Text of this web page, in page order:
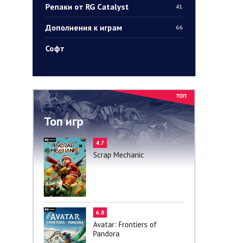
Репаки от RG Catalyst 41
Дополнения к играм 66
Софт
Топ игр
4.7
Scrap Mechanic
6.8
Avatar: Frontiers of
Pandora